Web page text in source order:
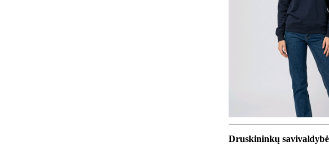
Druskininkų